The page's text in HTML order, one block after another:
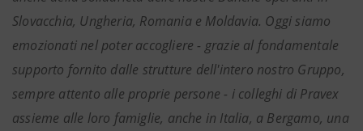
Slovacchia, Ungheria, Romania e Moldavia. Oggi siamo
emozionati nel poter accogliere - grazie al fondamentale
supporto fornito dalle strutture dell'intero nostro Gruppo,
sempre attento alle proprie persone - i colleghi di Pravex
assieme alle loro famiglie, anche in Italia, a Bergamo, una